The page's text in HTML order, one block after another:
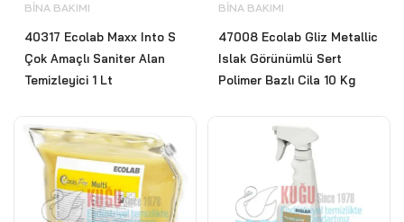
BİNA BAKIMI
40317 Ecolab Maxx Into S
Çok Amaçlı Saniter Alan
Temizleyici 1 Lt
BİNA BAKIMI
47008 Ecolab Gliz Metallic
Islak Görünümlü Sert
Polimer Bazlı Cila 10 Kg